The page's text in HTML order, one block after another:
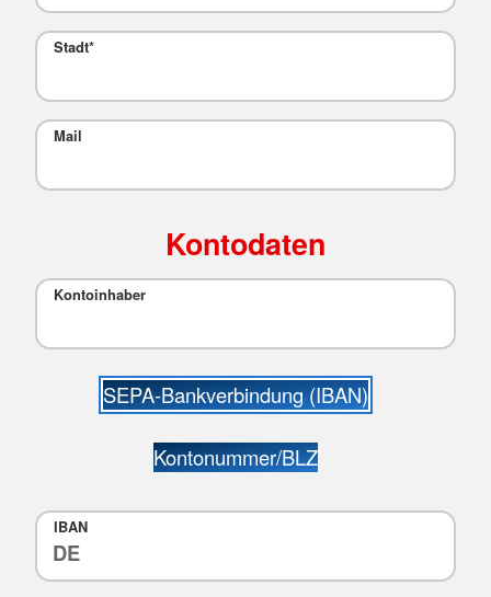
Stadt*
Mail
Kontodaten
Kontoinhaber
SEPA-Bankverbindung (IBAN)
Kontonummer/BLZ
IBAN